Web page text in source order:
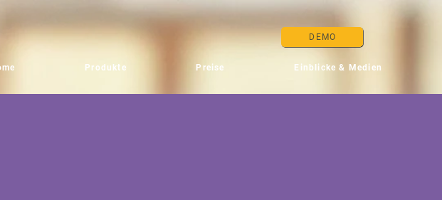
DEMO
Produkte Preise Einblicke & Medien